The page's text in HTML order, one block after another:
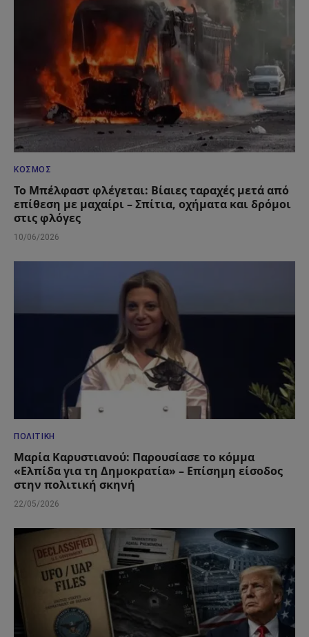
ΚΌΣΜΟΣ
Το Μπέλφαστ φλέγεται: Βίαιες ταραχές μετά από
επίθεση με μαχαίρι – Σπίτια, οχήματα και δρόμοι
στις φλόγες
10/06/2026
ΠΟΛΙΤΙΚΉ
Μαρία Καρυστιανού: Παρουσίασε το κόμμα
«Ελπίδα για τη Δημοκρατία» – Επίσημη είσοδος
στην πολιτική σκηνή
22/05/2026